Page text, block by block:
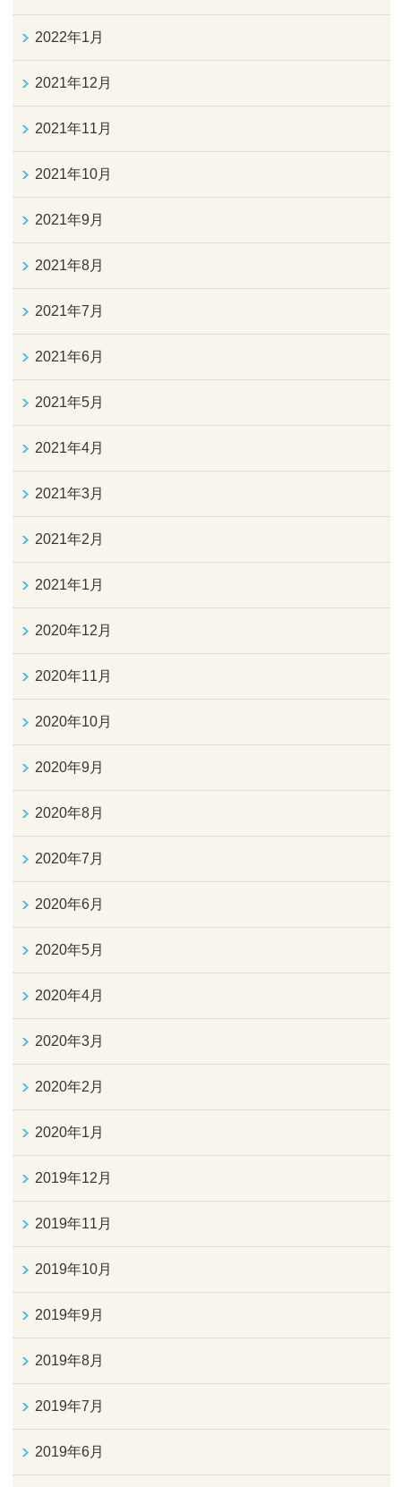
2022年1月
2021年12月
2021年11月
2021年10月
2021年9月
2021年8月
2021年7月
2021年6月
2021年5月
2021年4月
2021年3月
2021年2月
2021年1月
2020年12月
2020年11月
2020年10月
2020年9月
2020年8月
2020年7月
2020年6月
2020年5月
2020年4月
2020年3月
2020年2月
2020年1月
2019年12月
2019年11月
2019年10月
2019年9月
2019年8月
2019年7月
2019年6月